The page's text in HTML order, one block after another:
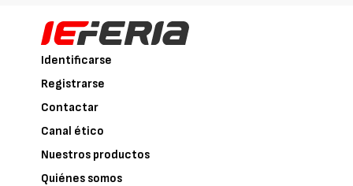
Identificarse
Registrarse
Contactar
Canal ético
Nuestros productos
Quiénes somos